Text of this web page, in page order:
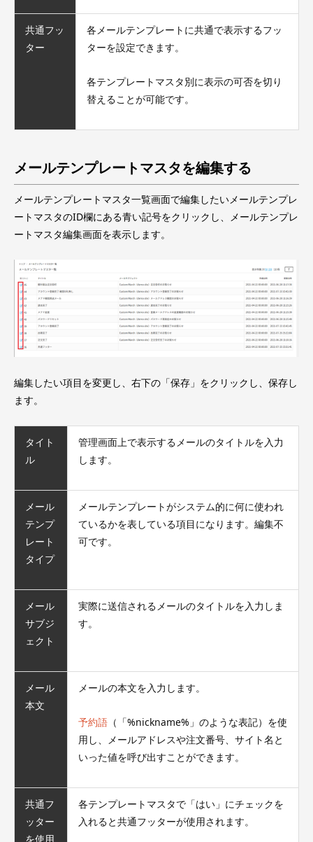
共通フッ
ター
各メールテンプレートに共通で表示するフッ
ターを設定できます。
各テンプレートマスタ別に表示の可否を切り
替えることが可能です。
メールテンプレートマスタを編集する
メールテンプレートマスタ一覧画面で編集したいメールテンプレ
ートマスタのID欄にある青い記号をクリックし、メールテンプレ
ートマスタ編集画面を表示します。
編集したい項目を変更し、右下の「保存」をクリックし、保存し
ます。
タイト
ル
管理画面上で表示するメールのタイトルを入力
します。
メール
テンプ
レート
タイプ
メールテンプレートがシステム的に何に使われ
ているかを表している項目になります。編集不
可です。
メール
サブジ
ェクト
実際に送信されるメールのタイトルを入力しま
す。
メール
本文
メールの本文を入力します。
予約語 （「%nickname%」のような表記）を使
用し、メールアドレスや注文番号、サイト名と
いった値を呼び出すことができます。
共通フ
ッター
を使用
各テンプレートマスタで「はい」にチェックを
入れると共通フッターが使用されます。